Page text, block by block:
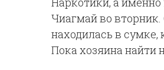
Чиагмай во
находилась в сумке,
Пока хозяина найти